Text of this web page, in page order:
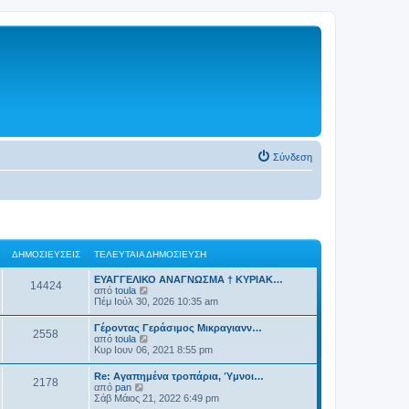
Σύνδεση
ΔΗΜΟΣΙΕΎΣΕΙΣ ΤΕΛΕΥΤΑΊΑ ΔΗΜΟΣΊΕΥΣΗ
14424
ΕΥΑΓΓΕΛΙΚΟ ΑΝΑΓΝΩΣΜΑ † ΚΥΡΙΑΚ…
από toula
ρ
ο
λ
ή
τ
η
τ
Πέμ Ιούλ 30, 2026 10:35 am
2558
Γέροντας Γεράσιμος Μικραγιανν…
από toula
ρ
β
ο
λ
ή
Κυρ Ιουν 06, 2021 8:55 pm
2178
Re: Αγαπημένα τροπάρια, Ύμνοι…
από pan
ρ
Σάβ Μάιος 21, 2022 6:49 pm